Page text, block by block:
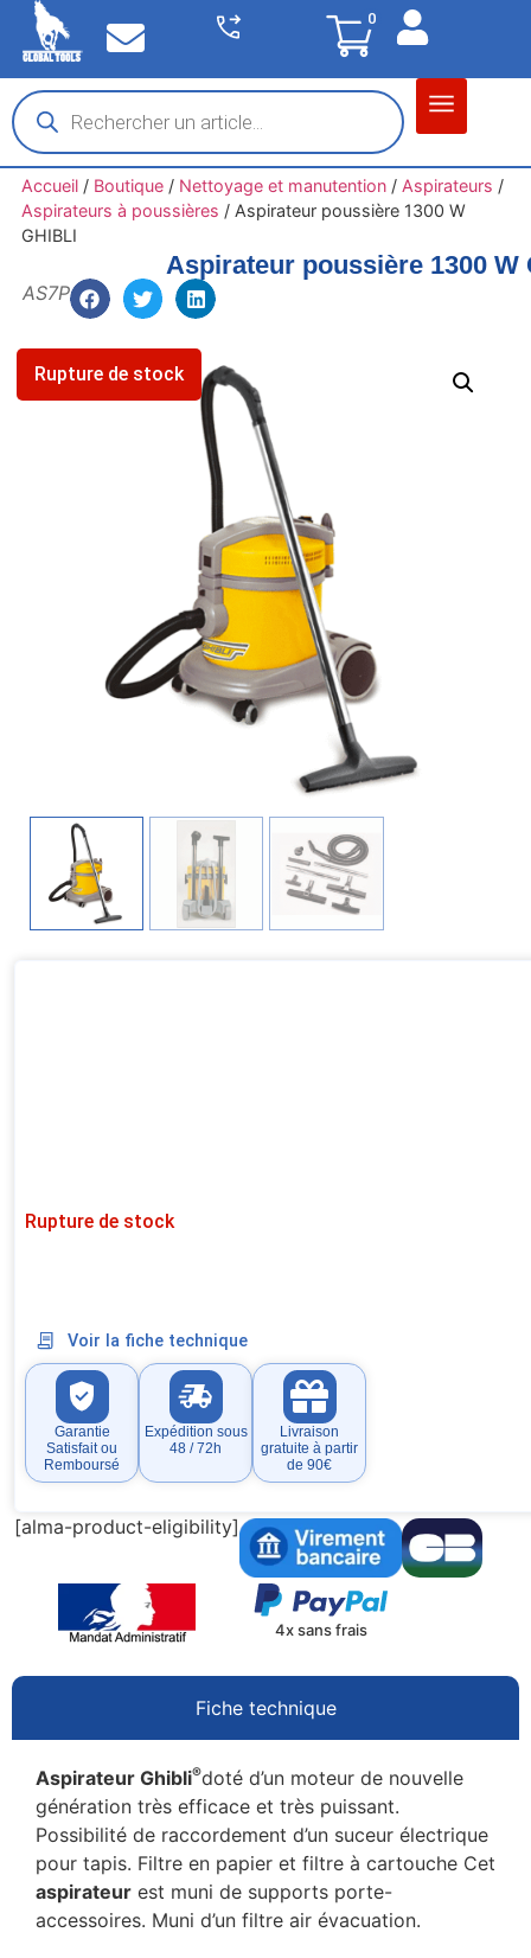
0
Accueil/ Boutique/ Nettoyage et manutention/ Aspirateurs /
Aspirateurs à poussières / Aspirateur poussière 1300 W
GHIBLI
Rupture de stock
Aspirateur poussière 1300 W
AS7P
Rupture de stock
Voir la fiche technique
Garantie
Satisfait ou
Remboursé
Expédition sous
48 / 72h
Livraison
gratuite à partir
de 90€
[alma-product-eligibility]
4x sans frais
Fiche technique
Aspirateur Ghibli®doté d’un moteur de nouvelle
génération très efficace et très puissant.
Possibilité de raccordement d’un suceur électrique
pour tapis. Filtre en papier et filtre à cartouche Cet
aspirateur est muni de supports porte-
accessoires. Muni d’un filtre air évacuation.